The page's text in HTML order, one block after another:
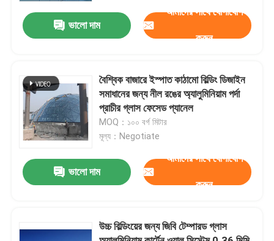
মান নিয়ন্ত্রণ
যোগাযোগ করুন
খবর
মামলা
স্পেস ফ্রেম ট্রাস
ভালো দাম
আমাদের সাথে যোগাযোগ
করুন
বৈশ্বিক বাজারে ইস্পাত কাঠামো বিল্ডিং ডিজাইন
সমাধানের জন্য নীল রঙের অ্যালুমিনিয়াম পর্দা
প্রাচীর গ্লাস ফেসেড প্যানেল
MOQ：১০০ বর্গ মিটার
মূল্য：Negotiate
ভালো দাম
আমাদের সাথে যোগাযোগ
করুন
উচ্চ বিল্ডিংয়ের জন্য জিবি টেম্পারড গ্লাস